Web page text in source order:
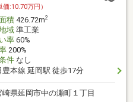
価:10.70万円）
積426.72m2
域準工業
率60%
200%
件なし
豊本線 延岡駅 徒歩17分
崎県延岡市中の瀬町１丁目